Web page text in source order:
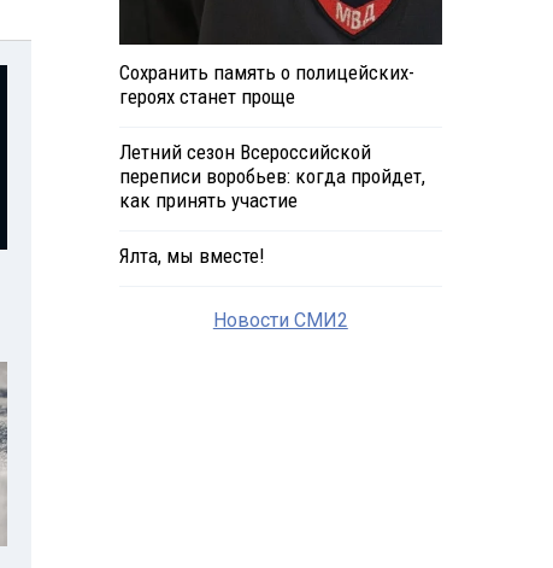
Сохранить память о полицейских-
героях станет проще
Летний сезон Всероссийской
переписи воробьев: когда пройдет,
как принять участие
Ялта, мы вместе!
Новости СМИ2